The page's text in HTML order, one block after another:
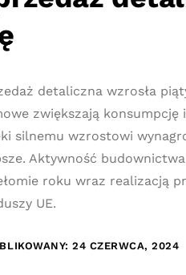
detaliczna wzrosła
zwiększają
silnemu wzrostowi
Aktywność
roku wraz realizacją
UE.
24 CZERWCA, 2024